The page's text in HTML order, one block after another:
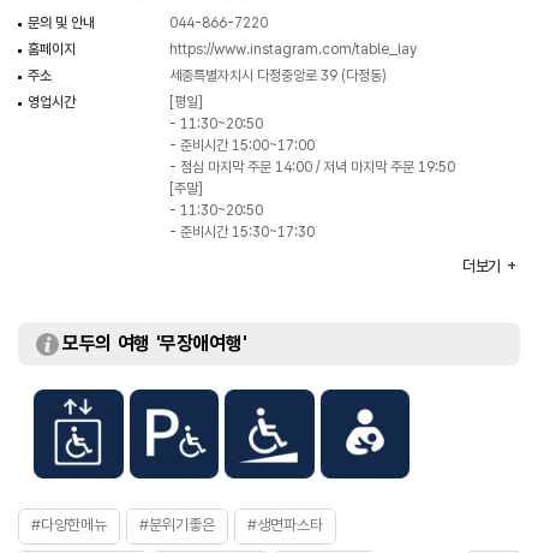
문의 및 안내
044-866-7220
홈페이지
https://www.instagram.com/table_lay
주소
세종특별자치시 다정중앙로 39 (다정동)
영업시간
[평일]
- 11:30~20:50
- 준비시간 15:00~17:00
- 점심 마지막 주문 14:00 / 저녁 마지막 주문 19:50
[주말]
- 11:30~20:50
- 준비시간 15:30~17:30
대표메뉴
제철 조개 봉골레
취급메뉴
있음
더보기
모두의 여행 '무장애여행'
#다양한메뉴 #분위기좋은 #생면파스타